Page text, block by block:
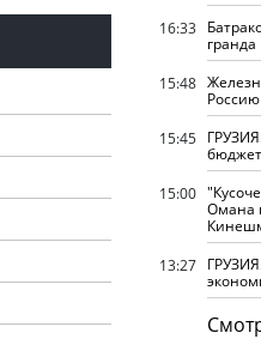
16:33
гранда
15:48
15:45
15:00
Омана
13:27